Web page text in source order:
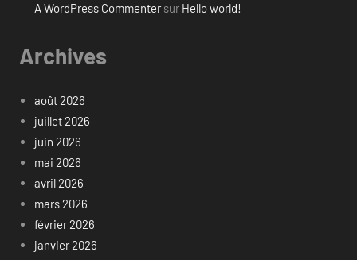
A WordPress Commentersur Hello world!
Archives
août 2026
juillet 2026
juin 2026
mai 2026
avril 2026
mars 2026
février 2026
janvier 2026